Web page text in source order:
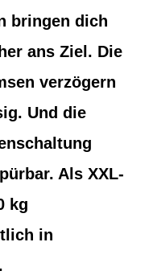
bringen dich
ans Ziel. Die
verzögern
Und die
Als XXL-
kg
in